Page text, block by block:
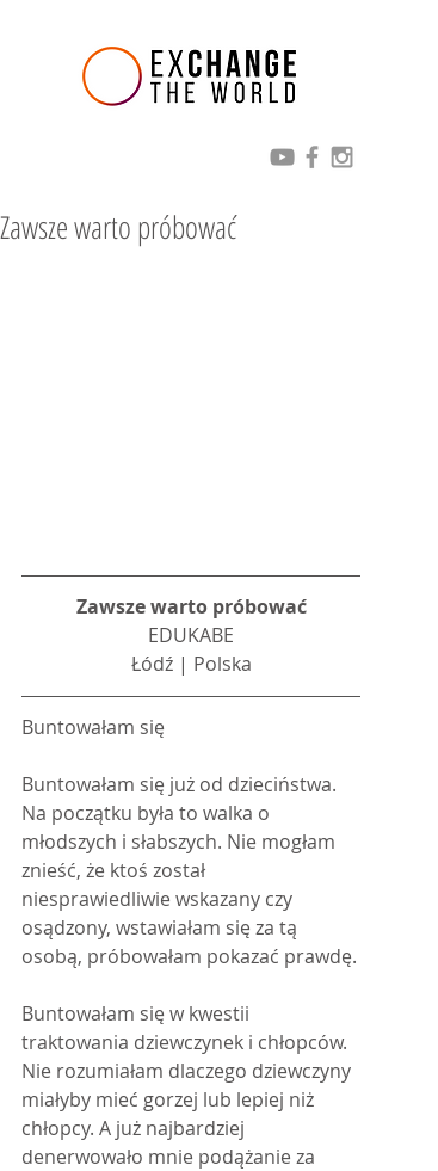
Zawsze warto próbować
Zawsze warto próbować
EDUKABE
Łódź | Polska
Buntowałam się
Buntowałam się już od dzieciństwa.
Na początku była to walka o
młodszych i słabszych. Nie mogłam
znieść, że ktoś został
niesprawiedliwie wskazany czy
osądzony, wstawiałam się za tą
osobą, próbowałam pokazać prawdę.
Buntowałam się w kwestii
traktowania dziewczynek i chłopców.
Nie rozumiałam dlaczego dziewczyny
miałyby mieć gorzej lub lepiej niż
chłopcy. A już najbardziej
denerwowało mnie podążanie za